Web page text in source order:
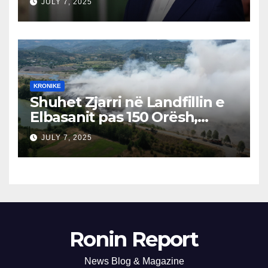
Përgjegjës
JULY 7, 2025
KRONIKE
Shuhet Zjarri në Landfillin e
Elbasanit pas 150 Orësh,
Fillon Vlerësimi i Dëmeve
JULY 7, 2025
Ronin Report
News Blog & Magazine